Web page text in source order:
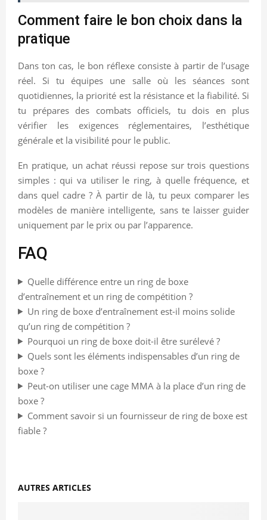
Comment faire le bon choix dans la
pratique
Dans ton cas, le bon réflexe consiste à partir de l’usage
réel. Si tu équipes une salle où les séances sont
quotidiennes, la priorité est la résistance et la fiabilité. Si
tu prépares des combats officiels, tu dois en plus
vérifier les exigences réglementaires, l’esthétique
générale et la visibilité pour le public.
En pratique, un achat réussi repose sur trois questions
simples : qui va utiliser le ring, à quelle fréquence, et
dans quel cadre ? À partir de là, tu peux comparer les
modèles de manière intelligente, sans te laisser guider
uniquement par le prix ou par l’apparence.
FAQ
Quelle différence entre un ring de boxe
d’entraînement et un ring de compétition ?
Un ring de boxe d’entraînement est-il moins solide
qu’un ring de compétition ?
Pourquoi un ring de boxe doit-il être surélevé ?
Quels sont les éléments indispensables d’un ring de
boxe ?
Peut-on utiliser une cage MMA à la place d’un ring de
boxe ?
Comment savoir si un fournisseur de ring de boxe est
fiable ?
AUTRES ARTICLES